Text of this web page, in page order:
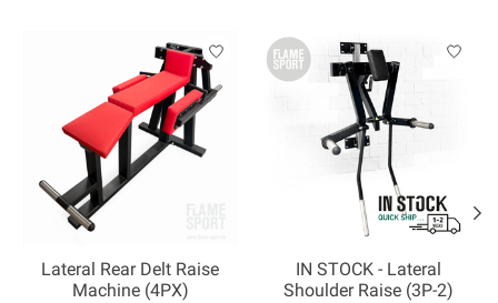
Product carousel items
Lateral Rear Delt Raise
Machine (4PX)
IN STOCK - Lateral
Shoulder Raise (3P-2)